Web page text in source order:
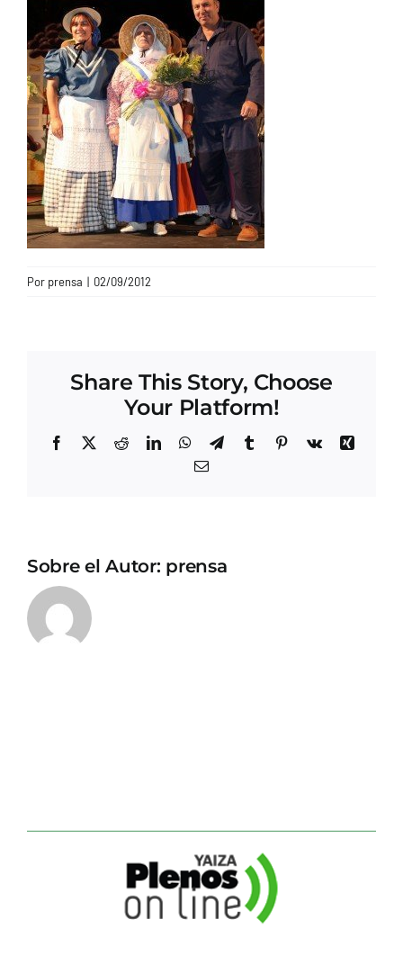
CONTACTO
Por prensa | 02/09/2012
Share This Story, Choose
Your Platform!
Facebook
X RedditLinkedInWhatsApp
TelegramTumblrPinterest
Vk
Xing
Correo
Sobre el Autor: prensa